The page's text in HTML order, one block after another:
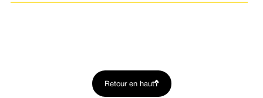
Retour en haut